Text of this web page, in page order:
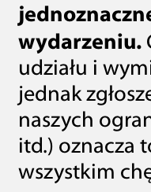
wydarzeniu.
udziału i
jednak
naszych
itd.) oznacza
wszystkim